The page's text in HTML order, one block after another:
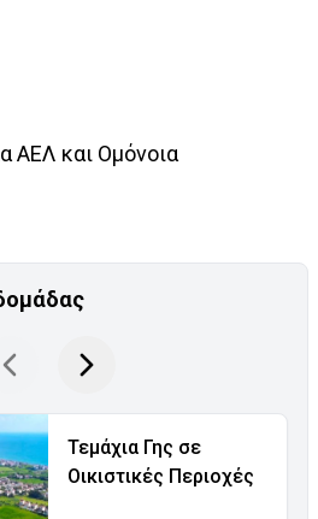
ΑΕΛ και Ομόνοια
Τεμάχια Γης σε
Οικιστικές Περιοχές